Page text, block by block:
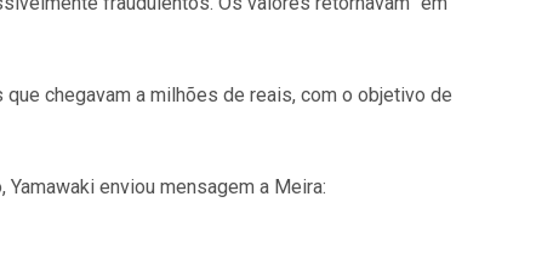
chegavam a milhões de reais, com o objetivo de
enviou mensagem a Meira: